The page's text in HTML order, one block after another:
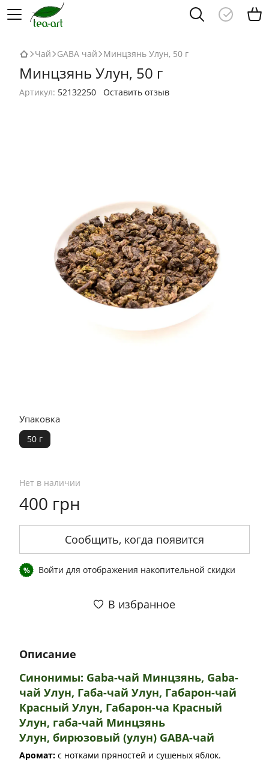
Чай GABA чай Минцзянь Улун, 50 г
Минцзянь Улун, 50 г
Артикул: 52132250 Оставить отзыв
Упаковка
50 г
Нет в наличии
400 грн
Сообщить, когда появится
% Войти для отображения накопительной скидки
В избранное
Описание
Синонимы: Gaba-чай Минцзянь, Gaba-
чай Улун, Габа-чай Улун, Габарон-чай
Красный Улун, Габарон-ча Красный
Улун, габа-чай Минцзянь
Улун, бирюзовый (улун) GABA-чай
Аромат: с нотками пряностей и сушеных яблок.